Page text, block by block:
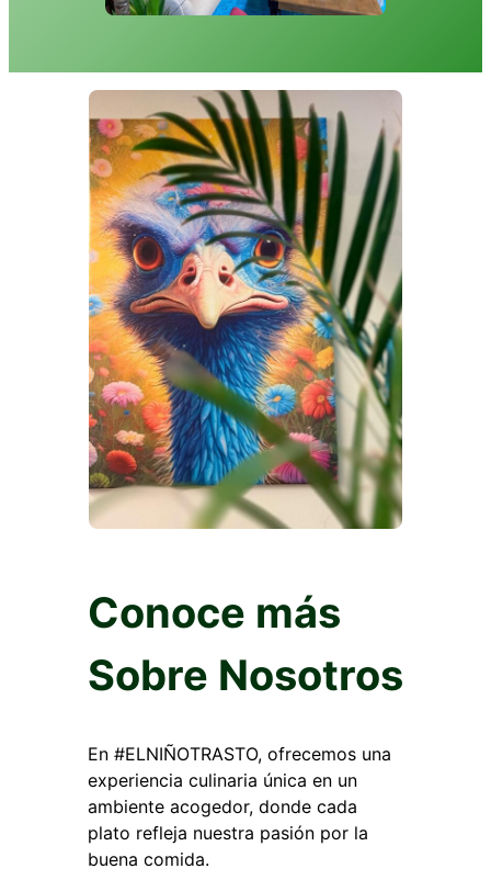
Conoce más
Sobre Nosotros
En #ELNIÑOTRASTO, ofrecemos una
experiencia culinaria única en un
ambiente acogedor, donde cada
plato refleja nuestra pasión por la
buena comida.